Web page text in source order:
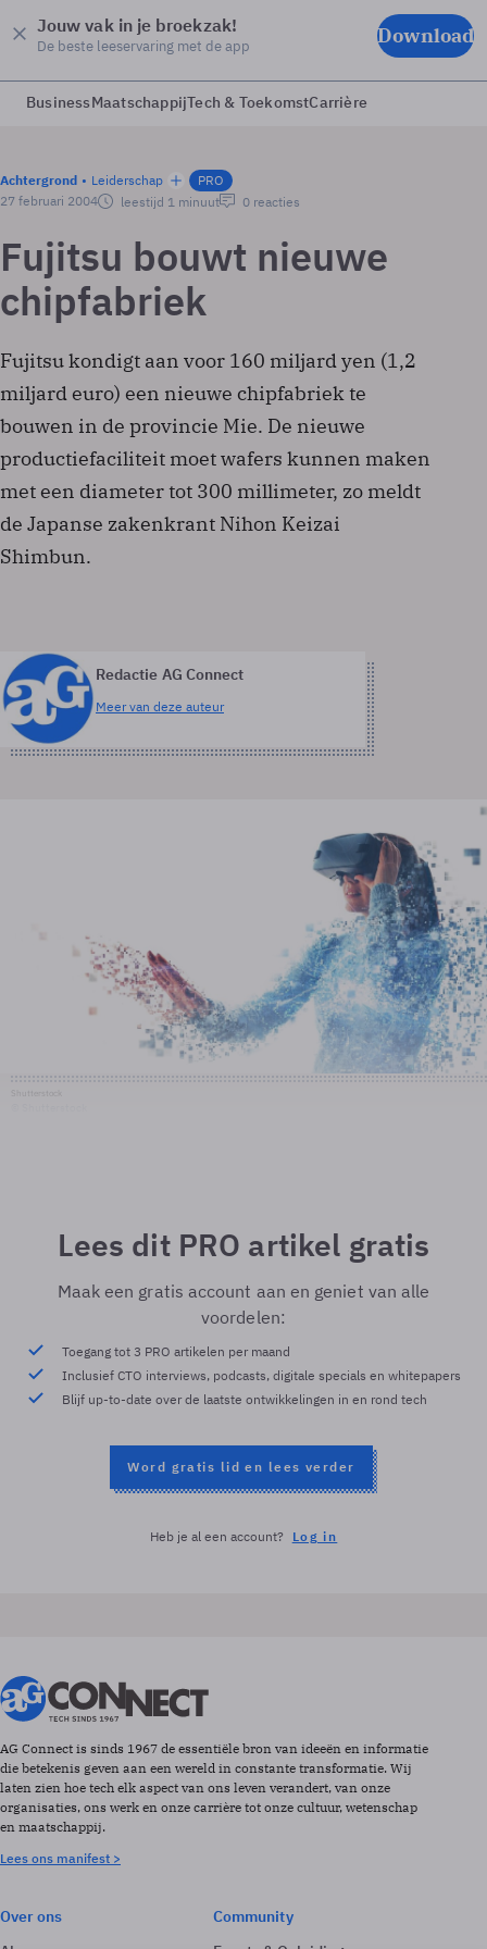
Jouw vak in je broekzak!
De beste leeservaring met de app Download
BusinessMaatschappijTech & ToekomstCarrière
Achtergrond Leiderschap
PRO
27 februari 2004
leestijd 1 minuut 0 reacties
Fujitsu bouwt nieuwe
chipfabriek
Fujitsu kondigt aan voor 160 miljard yen (1,2
miljard euro) een nieuwe chipfabriek te
bouwen in de provincie Mie. De nieuwe
productiefaciliteit moet wafers kunnen maken
met een diameter tot 300 millimeter, zo meldt
de Japanse zakenkrant Nihon Keizai
Shimbun.
Redactie AG Connect
Meer van deze auteur
Lees dit PRO artikel gratis
Maak een gratis account aan en geniet van alle
voordelen:
Toegang tot 3 PRO artikelen per maand
Inclusief CTO interviews, podcasts, digitale specials en whitepapers
Blijf up-to-date over de laatste ontwikkelingen in en rond tech
Word gratis lid en lees verder
Heb je al een account? Log in
AG Connect is sinds 1967 de essentiële bron van ideeën en informatie
die betekenis geven aan een wereld in constante transformatie. Wij
laten zien hoe tech elk aspect van ons leven verandert, van onze
organisaties, ons werk en onze carrière tot onze cultuur, wetenschap
en maatschappij.
Lees ons manifest >
Over ons
Community